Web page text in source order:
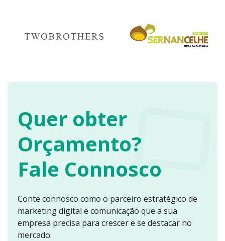
Quer obter
Orçamento?
Fale Connosco
Conte connosco como o parceiro estratégico de
marketing digital e comunicação que a sua
empresa precisa para crescer e se destacar no
mercado.